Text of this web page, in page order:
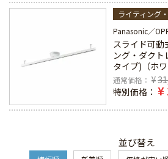
ライティング
Panasonic
スライド可動
ング・ダク
タイプ)（ホ
通常価格 ¥
特別価格
¥
並び替え